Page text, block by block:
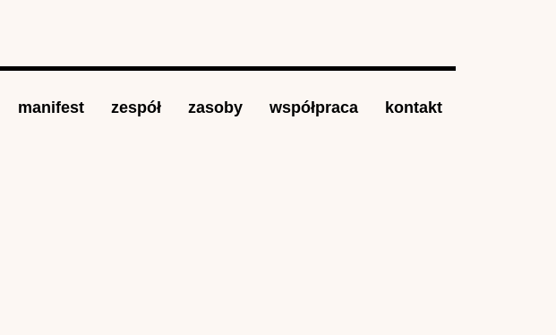
manifest zespół zasoby współpraca kontakt